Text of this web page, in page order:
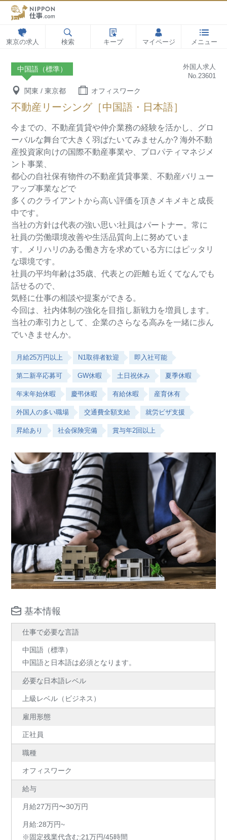
東京の求人 検索 キープ マイページ メニュー
中国語（標準）
外国人求人
No.23601
関東 / 東京都 オフィスワーク
不動産リーシング［中国語・日本語］
今までの、不動産賃貸や仲介業務の経験を活かし、グロ
ーバルな舞台で大きく羽ばたいてみませんか? 海外不動
産投資家向けの国際不動産事業や、プロパティマネジメ
ント事業、
都心の自社保有物件の不動産賃貸事業、不動産バリュー
アップ事業などで
多くのクライアントから高い評価を頂きメキメキと成長
中です。
当社の方針は代表の強い思い:社員はパートナー。常に
社員の労働環境改善や生活品質向上に努めていま
す。メリハリのある働き方を求めている方にはピッタリ
な環境です。
社員の平均年齢は35歳、代表との距離も近くてなんでも
話せるので、
気軽に仕事の相談や提案ができる。
今回は、社内体制の強化を目指し新戦力を増員します。
当社の牽引力として、企業のさらなる高みを一緒に歩ん
でいきませんか。
月給25万円以上 N1取得者歓迎 即入社可能
第二新卒応募可 GW休暇 土日祝休み 夏季休暇
年末年始休暇 慶弔休暇 有給休暇 産育休有
外国人の多い職場 交通費全額支給 就労ビザ支援
昇給あり 社会保険完備 賞与年2回以上
基本情報
仕事で必要な言語
中国語（標準）
中国語と日本語は必須となります。
必要な日本語レベル
上級レベル（ビジネス）
雇用形態
正社員
職種
オフィスワーク
給与
月給27万円〜30万円
月給:28万円~
※固定残業代含む:21万円/45時間